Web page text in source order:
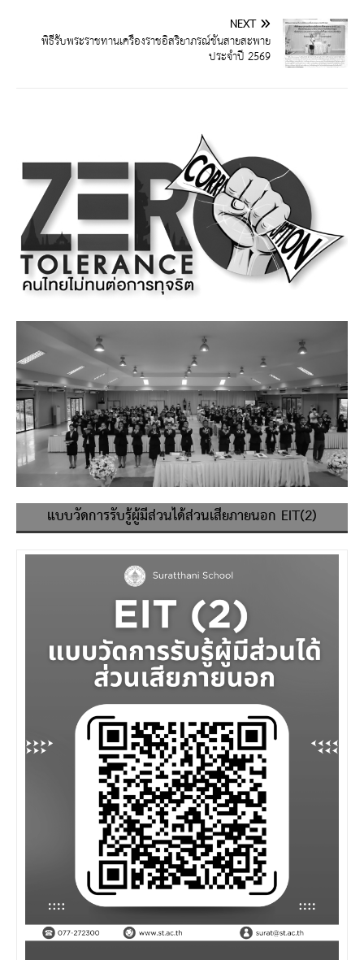
NEXT
พิธีรับพระราชทานเครื่องราชอิสริยาภรณ์ชั้นสายสะพาย
ประจำปี 2569
แบบวัดการรับรู้ผู้มีส่วนได้ส่วนเสียภายนอก EIT(2)